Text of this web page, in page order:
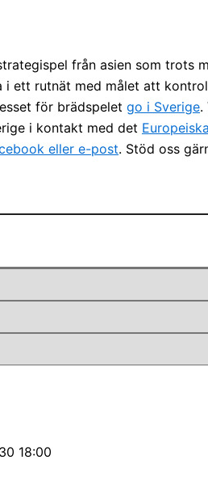
från asien som
ett rutnät med målet att
för brädspelet go i Sverige.
i kontakt med det
eller e-post. Stöd oss
18:00